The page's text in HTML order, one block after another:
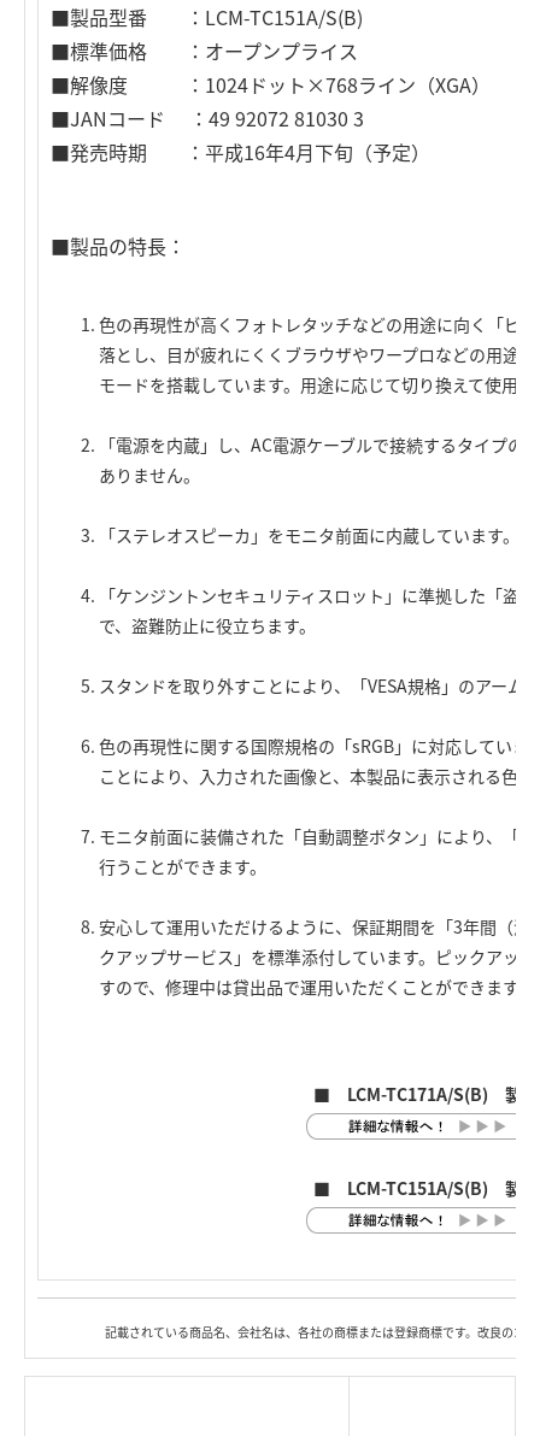
■製品型番 ：LCM-TC151A/S(B)
■標準価格 ：オープンプライス
■解像度 ：1024ドット×768ライン（XGA）
■JANコード ：49 92072 81030 3
■発売時期 ：平成16年4月下旬（予定）
■製品の特長：
色の再現性が高くフォトレタッチなどの用途に向く「ピ
落とし、目が疲れにくくブラウザやワープロなどの用途
モードを搭載しています。用途に応じて切り換えて使用
「電源を内蔵」し、AC電源ケーブルで接続するタイプ
ありません。
「ステレオスピーカ」をモニタ前面に内蔵しています。
「ケンジントンセキュリティスロット」に準拠した「盗
で、盗難防止に役立ちます。
スタンドを取り外すことにより、「VESA規格」のアーム
色の再現性に関する国際規格の「sRGB」に対応していま
ことにより、入力された画像と、本製品に表示される色
モニタ前面に装備された「自動調整ボタン」により、「
行うことができます。
安心して運用いただけるように、保証期間を「3年間（
クアップサービス」を標準添付しています。ピックアッ
すので、修理中は貸出品で運用いただくことができます
■ LCM-TC171A/S(B) 製
■ LCM-TC151A/S(B) 製
記載されている商品名、会社名は、各社の商標または登録商標です。改良のた